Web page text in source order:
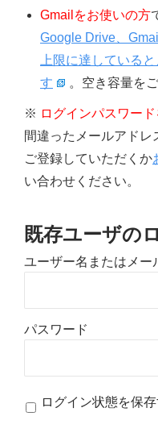
Gmailをお使いの方
Google Drive、
上限に達している
す
。空き容量を
※ ログインパスワー
間違ったメールアドレ
ご登録していただくか
い合わせください。
既存ユーザの
ユーザー名またはメー
パスワード
ログイン状態を保